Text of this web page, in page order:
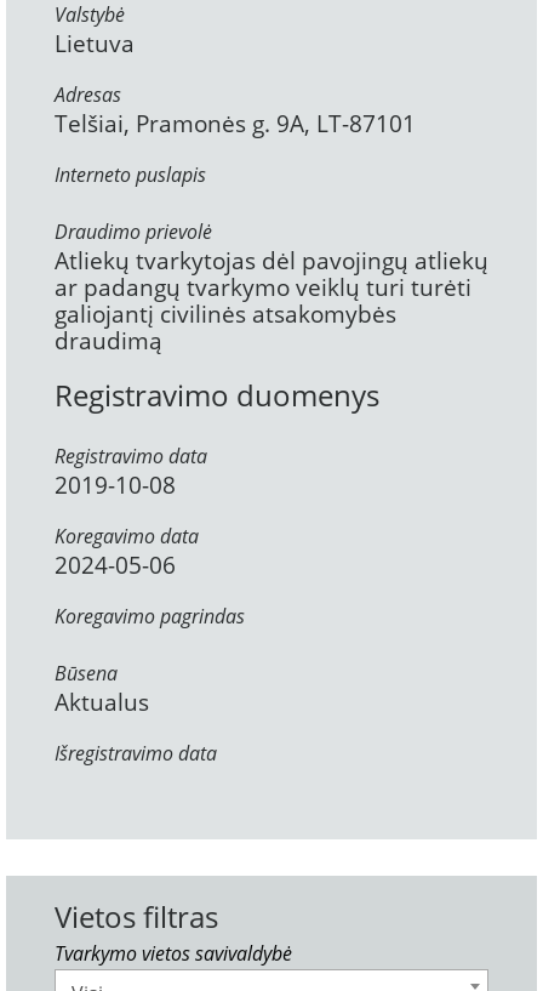
Valstybė
Lietuva
Adresas
Telšiai, Pramonės g. 9A, LT-87101
Interneto puslapis
Draudimo prievolė
Atliekų tvarkytojas dėl pavojingų atliekų
ar padangų tvarkymo veiklų turi turėti
galiojantį civilinės atsakomybės
draudimą
Registravimo duomenys
Registravimo data
2019-10-08
Koregavimo data
2024-05-06
Koregavimo pagrindas
Būsena
Aktualus
Išregistravimo data
Vietos filtras
Tvarkymo vietos savivaldybė